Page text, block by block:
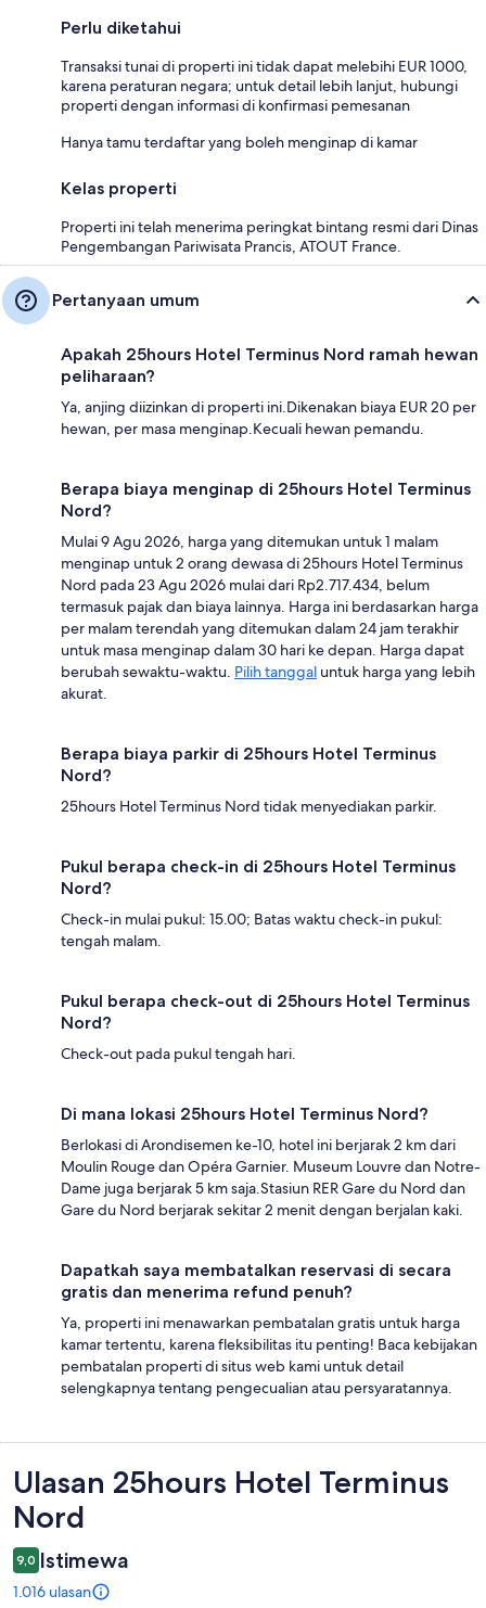
Perlu diketahui
Transaksi tunai di properti ini tidak dapat melebihi EUR 1000,
karena peraturan negara; untuk detail lebih lanjut, hubungi
properti dengan informasi di konfirmasi pemesanan
Hanya tamu terdaftar yang boleh menginap di kamar
Kelas properti
Properti ini telah menerima peringkat bintang resmi dari Dinas
Pengembangan Pariwisata Prancis, ATOUT France.
Pertanyaan umum
Apakah 25hours Hotel Terminus Nord ramah hewan
peliharaan?
Ya, anjing diizinkan di properti ini.Dikenakan biaya EUR 20 per
hewan, per masa menginap.Kecuali hewan pemandu.
Berapa biaya menginap di 25hours Hotel Terminus
Nord?
Mulai 9 Agu 2026, harga yang ditemukan untuk 1 malam
menginap untuk 2 orang dewasa di 25hours Hotel Terminus
Nord pada 23 Agu 2026 mulai dari Rp2.717.434, belum
termasuk pajak dan biaya lainnya. Harga ini berdasarkan harga
per malam terendah yang ditemukan dalam 24 jam terakhir
untuk masa menginap dalam 30 hari ke depan. Harga dapat
berubah sewaktu-waktu. Pilih tanggal untuk harga yang lebih
akurat.
Berapa biaya parkir di 25hours Hotel Terminus
Nord?
25hours Hotel Terminus Nord tidak menyediakan parkir.
Pukul berapa check-in di 25hours Hotel Terminus
Nord?
Check-in mulai pukul: 15.00; Batas waktu check-in pukul:
tengah malam.
Pukul berapa check-out di 25hours Hotel Terminus
Nord?
Check-out pada pukul tengah hari.
Di mana lokasi 25hours Hotel Terminus Nord?
Berlokasi di Arondisemen ke-10, hotel ini berjarak 2 km dari
Moulin Rouge dan Opéra Garnier. Museum Louvre dan Notre-
Dame juga berjarak 5 km saja.Stasiun RER Gare du Nord dan
Gare du Nord berjarak sekitar 2 menit dengan berjalan kaki.
Dapatkah saya membatalkan reservasi di secara
gratis dan menerima refund penuh?
Ya, properti ini menawarkan pembatalan gratis untuk harga
kamar tertentu, karena fleksibilitas itu penting! Baca kebijakan
pembatalan properti di situs web kami untuk detail
selengkapnya tentang pengecualian atau persyaratannya.
Ulasan
Ulasan 25hours Hotel Terminus
Nord
9,0 Istimewa
1.016 ulasan